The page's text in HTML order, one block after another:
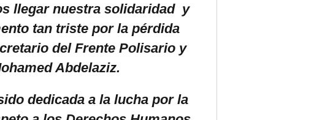
llegar nuestra solidaridad y
tan triste por la pérdida
del Frente Polisario y
Abdelaziz.
dedicada a la lucha por la